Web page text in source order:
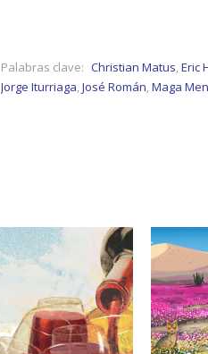
Palabras clave: Christian Matus,Eric
Jorge Iturriaga,José Román,Maga